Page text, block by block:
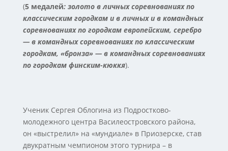
(5 медалей: золото в личных соревнованиях по
классическим городкам и в личных и в командных
соревнованиях по городкам европейским, серебро
— в командных соревнованиях по классическим
городкам, «бронза» — в командных соревнованиях
по городкам финским-кюккя).
Ученик Сергея Облогина из Подростково-
молодежного центра Василеостровского района,
он «выстрелил» на «мундиале» в Приозерске, став
двукратным чемпионом этого турнира – в